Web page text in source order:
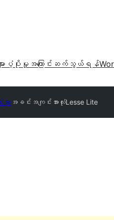
ပံ့ပိုးမှု အကြောင်း ဆက်သွယ်ရန်
ား အခင်းအကျင်းအားလုံးLesse Lite